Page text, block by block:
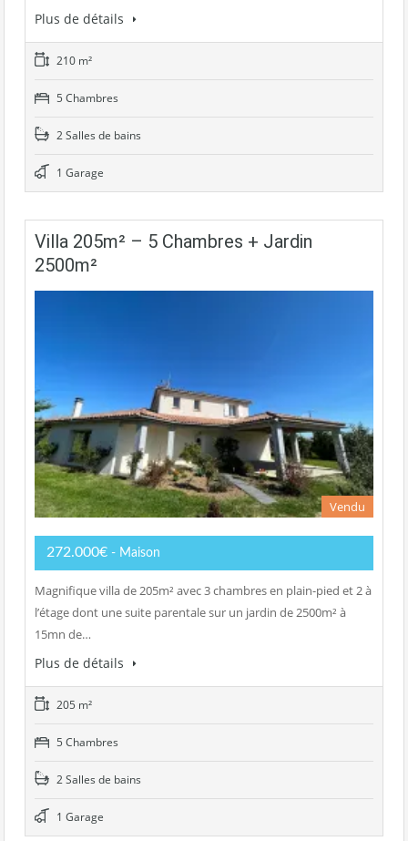
Plus de détails
210 m²
5 Chambres
2 Salles de bains
1 Garage
Villa 205m² – 5 Chambres + Jardin
2500m²
Vendu
272.000€ - Maison
Magnifique villa de 205m² avec 3 chambres en plain-pied et 2 à
l’étage dont une suite parentale sur un jardin de 2500m² à
15mn de…
Plus de détails
205 m²
5 Chambres
2 Salles de bains
1 Garage